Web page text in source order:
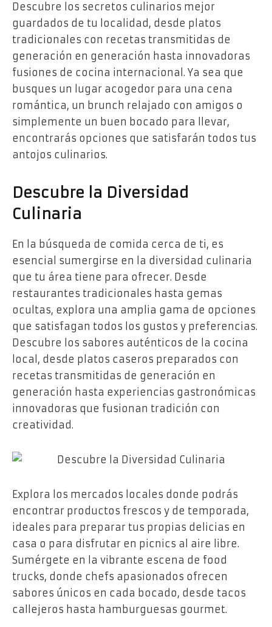
Descubre los secretos culinarios mejor
guardados de tu localidad, desde platos
tradicionales con recetas transmitidas de
generación en generación hasta innovadoras
fusiones de cocina internacional. Ya sea que
busques un lugar acogedor para una cena
romántica, un brunch relajado con amigos o
simplemente un buen bocado para llevar,
encontrarás opciones que satisfarán todos tus
antojos culinarios.
Descubre la Diversidad
Culinaria
En la búsqueda de comida cerca de ti, es
esencial sumergirse en la diversidad culinaria
que tu área tiene para ofrecer. Desde
restaurantes tradicionales hasta gemas
ocultas, explora una amplia gama de opciones
que satisfagan todos los gustos y preferencias.
Descubre los sabores auténticos de la cocina
local, desde platos caseros preparados con
recetas transmitidas de generación en
generación hasta experiencias gastronómicas
innovadoras que fusionan tradición con
creatividad.
Explora los mercados locales donde podrás
encontrar productos frescos y de temporada,
ideales para preparar tus propias delicias en
casa o para disfrutar en picnics al aire libre.
Sumérgete en la vibrante escena de food
trucks, donde chefs apasionados ofrecen
sabores únicos en cada bocado, desde tacos
callejeros hasta hamburguesas gourmet.